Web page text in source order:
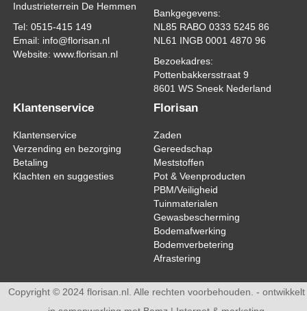
Industrieterrein De Hemmen
Tel: 0515-415 149
Email: info@florisan.nl
Website: www.florisan.nl
Bankgegevens:
NL85 RABO 0333 5245 86
NL61 INGB 0001 4870 96
Bezoekadres:
Pottenbakkersstraat 9
8601 WS Sneek Nederland
Klantenservice
Klantenservice
Verzending en bezorging
Betaling
Klachten en suggesties
Florisan
Zaden
Gereedschap
Meststoffen
Pot & Veenproducten
PBM/Veiligheid
Tuinmaterialen
Gewasbescherming
Bodemafwerking
Bodemverbetering
Afrastering
Copyright © 2024 florisan.nl. Alle rechten voorbehouden. - ontwikkelt